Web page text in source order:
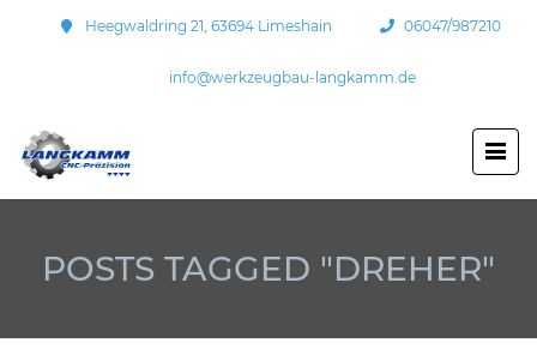
Heegwaldring 21, 63694 Limeshain 06047/987210
info@werkzeugbau-langkamm.de
POSTS TAGGED "DREHER"